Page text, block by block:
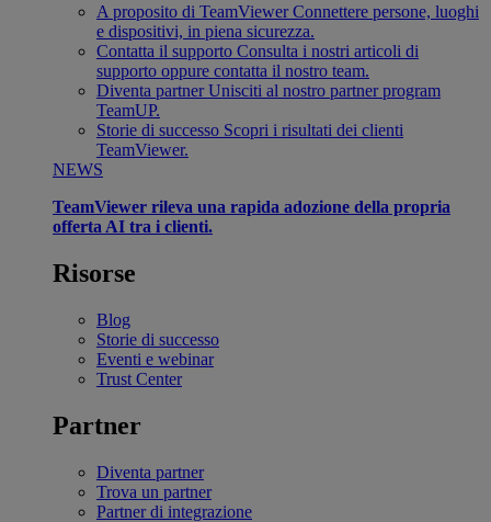
A proposito di TeamViewer Connettere persone, luoghi
e dispositivi, in piena sicurezza.
Contatta il supporto Consulta i nostri articoli di
supporto oppure contatta il nostro team.
Diventa partner Unisciti al nostro partner program
TeamUP.
Storie di successo Scopri i risultati dei clienti
TeamViewer.
NEWS
TeamViewer rileva una rapida adozione della propria
offerta AI tra i clienti.
Risorse
Blog
Storie di successo
Eventi e webinar
Trust Center
Partner
Diventa partner
Trova un partner
Partner di integrazione